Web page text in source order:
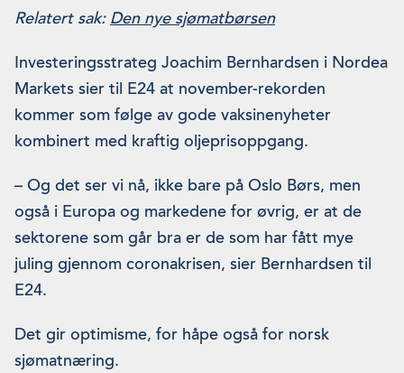
Relatert sak: Den nye sjømatbørsen
Investeringsstrateg Joachim Bernhardsen i Nordea
Markets sier til E24 at november-rekorden
kommer som følge av gode vaksinenyheter
kombinert med kraftig oljeprisoppgang.
– Og det ser vi nå, ikke bare på Oslo Børs, men
også i Europa og markedene for øvrig, er at de
sektorene som går bra er de som har fått mye
juling gjennom coronakrisen, sier Bernhardsen til
E24.
Det gir optimisme, for håpe også for norsk
sjømatnæring.